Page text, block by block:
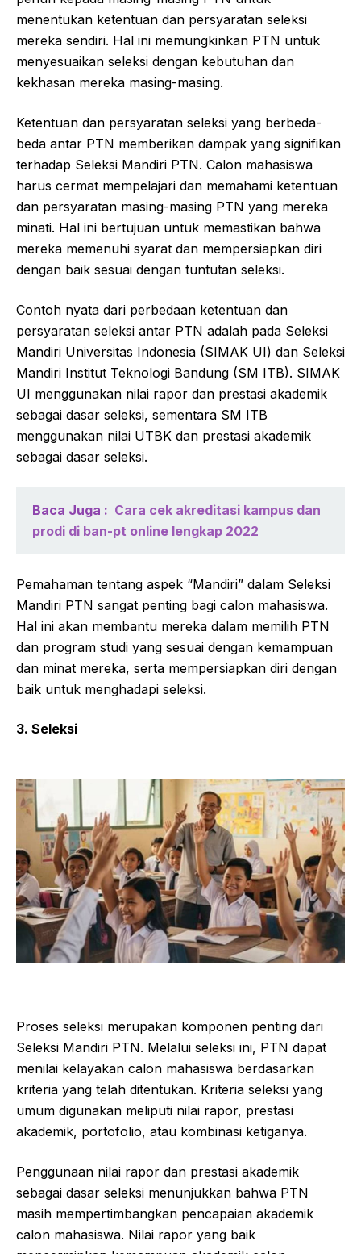
menentukan ketentuan dan persyaratan seleksi
mereka sendiri. Hal ini memungkinkan PTN untuk
menyesuaikan seleksi dengan kebutuhan dan
kekhasan mereka masing-masing.
Ketentuan dan persyaratan seleksi yang berbeda-
beda antar PTN memberikan dampak yang signifikan
terhadap Seleksi Mandiri PTN. Calon mahasiswa
harus cermat mempelajari dan memahami ketentuan
dan persyaratan masing-masing PTN yang mereka
minati. Hal ini bertujuan untuk memastikan bahwa
mereka memenuhi syarat dan mempersiapkan diri
dengan baik sesuai dengan tuntutan seleksi.
Contoh nyata dari perbedaan ketentuan dan
persyaratan seleksi antar PTN adalah pada Seleksi
Mandiri Universitas Indonesia (SIMAK UI) dan Seleksi
Mandiri Institut Teknologi Bandung (SM ITB). SIMAK
UI menggunakan nilai rapor dan prestasi akademik
sebagai dasar seleksi, sementara SM ITB
menggunakan nilai UTBK dan prestasi akademik
sebagai dasar seleksi.
Baca Juga : Cara cek akreditasi kampus dan
prodi di ban-pt online lengkap 2022
Pemahaman tentang aspek “Mandiri” dalam Seleksi
Mandiri PTN sangat penting bagi calon mahasiswa.
Hal ini akan membantu mereka dalam memilih PTN
dan program studi yang sesuai dengan kemampuan
dan minat mereka, serta mempersiapkan diri dengan
baik untuk menghadapi seleksi.
3. Seleksi
Proses seleksi merupakan komponen penting dari
Seleksi Mandiri PTN. Melalui seleksi ini, PTN dapat
menilai kelayakan calon mahasiswa berdasarkan
kriteria yang telah ditentukan. Kriteria seleksi yang
umum digunakan meliputi nilai rapor, prestasi
akademik, portofolio, atau kombinasi ketiganya.
Penggunaan nilai rapor dan prestasi akademik
sebagai dasar seleksi menunjukkan bahwa PTN
masih mempertimbangkan pencapaian akademik
calon mahasiswa. Nilai rapor yang baik